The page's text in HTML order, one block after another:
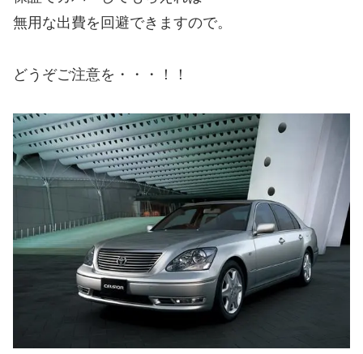
無用な出費を回避できますので。
どうぞご注意を・・・！！